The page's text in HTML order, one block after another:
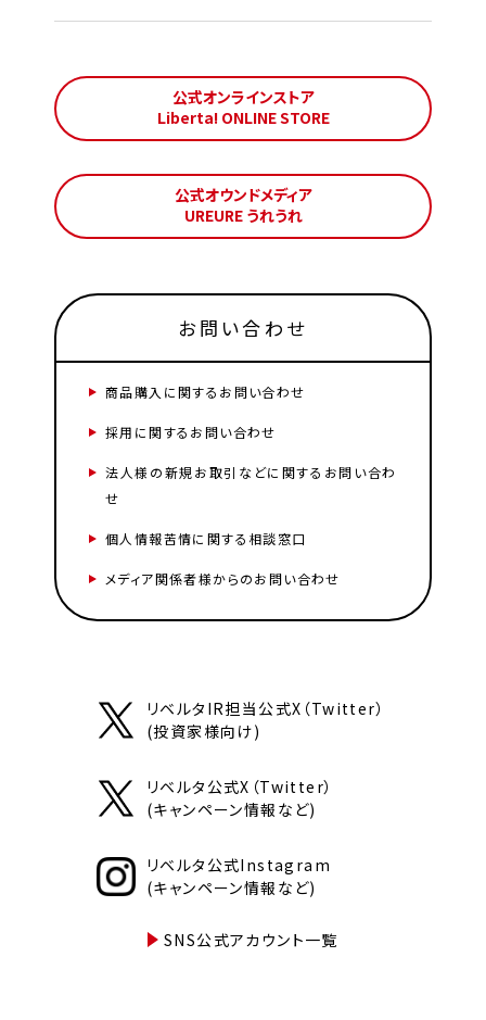
公式オンラインストア
Liberta! ONLINE STORE
公式オウンドメディア
UREURE うれうれ
お問い合わせ
商品購入に関するお問い合わせ
採用に関するお問い合わせ
法人様の新規お取引などに関するお問い合わ
せ
個人情報苦情に関する相談窓口
メディア関係者様からのお問い合わせ
リベルタIR担当公式X（Twitter）
(投資家様向け)
リベルタ公式X（Twitter）
(キャンペーン情報など)
リベルタ公式Instagram
(キャンペーン情報など)
SNS公式アカウント一覧